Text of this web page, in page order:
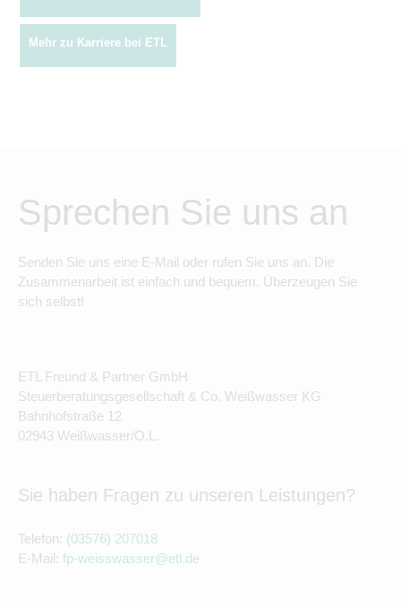
Mehr zu Karriere bei ETL
Sprechen Sie uns an
Senden Sie uns eine E-Mail oder rufen Sie uns an. Die
Zusammenarbeit ist einfach und bequem. Überzeugen Sie
sich selbst!
ETL Freund & Partner GmbH
Steuerberatungsgesellschaft & Co. Weißwasser KG
Bahnhofstraße 12
02943 Weißwasser/O.L.
Sie haben Fragen zu unseren Leistungen?
Telefon: (03576) 207018
E-Mail: fp-weisswasser@etl.de